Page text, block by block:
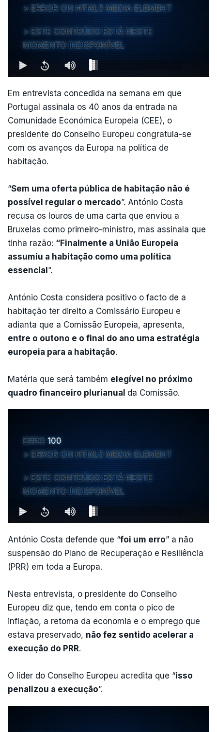
ERROR ON HTML5 MEDIA ELEMENT
ESTE CONTEÚDO ESTÁ NESTE
MOMENTO INDISPONÍVEL
Em entrevista concedida na semana em que
Portugal assinala os 40 anos da entrada na
Comunidade Económica Europeia (CEE), o
presidente do Conselho Europeu congratula-se
com os avanços da Europa na política de
habitação.
“Sem uma oferta pública de habitação não é
possível regular o mercado”. António Costa
recusa os louros de uma carta que enviou a
Bruxelas como primeiro-ministro, mas assinala que
tinha razão: “Finalmente a União Europeia
assumiu a habitação como uma política
essencial ”.
António Costa considera positivo o facto de a
habitação ter direito a Comissário Europeu e
adianta que a Comissão Europeia, apresenta,
entre o outono e o final do ano uma estratégia
europeia para a habitação.
Matéria que será também elegível no próximo
quadro financeiro plurianual da Comissão.
ERRO 100
ERROR ON HTML5 MEDIA ELEMENT
ESTE CONTEÚDO ESTÁ NESTE
MOMENTO INDISPONÍVEL
António Costa defende que “foi um erro” a não
suspensão do Plano de Recuperação e Resiliência
(PRR) em toda a Europa.
Nesta entrevista, o presidente do Conselho
Europeu diz que, tendo em conta o pico de
inflação, a retoma da economia e o emprego que
estava preservado, não fez sentido acelerar a
execução do PRR.
O líder do Conselho Europeu acredita que “isso
penalizou a execução”.